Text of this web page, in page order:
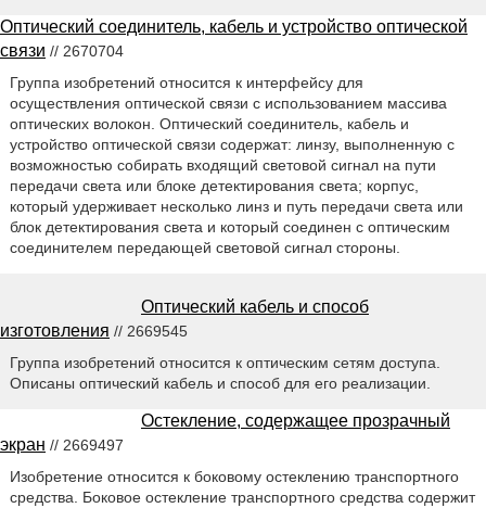
Оптический соединитель, кабель и устройство оптической
связи // 2670704
Группа изобретений относится к интерфейсу для
осуществления оптической связи с использованием массива
оптических волокон. Оптический соединитель, кабель и
устройство оптической связи содержат: линзу, выполненную с
возможностью собирать входящий световой сигнал на пути
передачи света или блоке детектирования света; корпус,
который удерживает несколько линз и путь передачи света или
блок детектирования света и который соединен с оптическим
соединителем передающей световой сигнал стороны.
Оптический кабель и способ
изготовления // 2669545
Группа изобретений относится к оптическим сетям доступа.
Описаны оптический кабель и способ для его реализации.
Остекление, содержащее прозрачный
экран // 2669497
Изобретение относится к боковому остеклению транспортного
средства. Боковое остекление транспортного средства содержит